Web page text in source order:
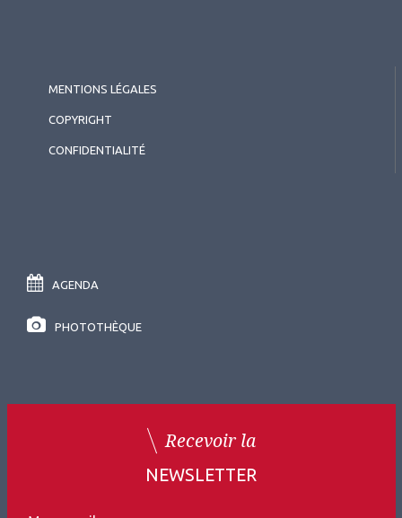
MENTIONS LÉGALES
COPYRIGHT
CONFIDENTIALITÉ
AGENDA
PHOTOTHÈQUE
Recevoir la
NEWSLETTER